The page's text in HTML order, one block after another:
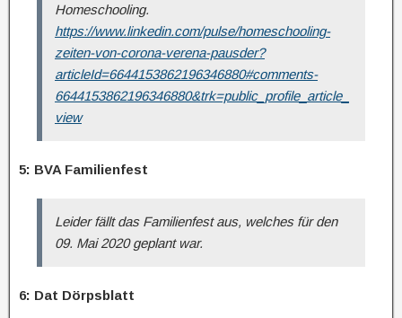
Homeschooling.
https://www.linkedin.com/pulse/homeschooling-
zeiten-von-corona-verena-pausder?
articleId=6644153862196346880#comments-
6644153862196346880&trk=public_profile_article_
view
5: BVA Familienfest
Leider fällt das Familienfest aus, welches für den
09. Mai 2020 geplant war.
6: Dat Dörpsblatt